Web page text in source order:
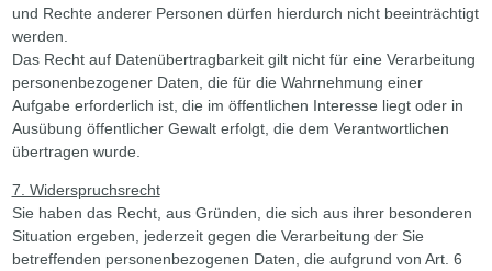
und Rechte anderer Personen dürfen hierdurch nicht beeinträchtigt
werden.
Das Recht auf Datenübertragbarkeit gilt nicht für eine Verarbeitung
personenbezogener Daten, die für die Wahrnehmung einer
Aufgabe erforderlich ist, die im öffentlichen Interesse liegt oder in
Ausübung öffentlicher Gewalt erfolgt, die dem Verantwortlichen
übertragen wurde.
7. Widerspruchsrecht
Sie haben das Recht, aus Gründen, die sich aus ihrer besonderen
Situation ergeben, jederzeit gegen die Verarbeitung der Sie
betreffenden personenbezogenen Daten, die aufgrund von Art. 6